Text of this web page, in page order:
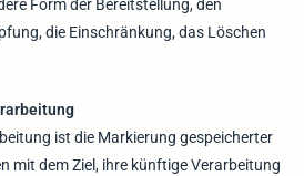
Form der Bereitstellung, den
die Einschränkung, das Löschen
ist die Markierung gespeicherter
mit dem Ziel, ihre künftige Verarbeitung